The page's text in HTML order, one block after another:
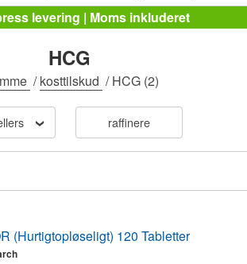
levering | Moms inkluderet
HCG
/kosttilskud /HCG (2)
raffinere
(Hurtigtopløseligt) 120 Tabletter